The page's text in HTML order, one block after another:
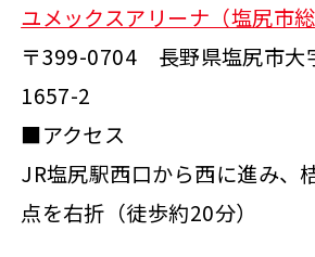
ユメックスアリーナ（塩尻市総
〒399-0704 長野県塩尻市大
1657-2
■アクセス
JR塩尻駅西口から西に進み、
点を右折（徒歩約20分）